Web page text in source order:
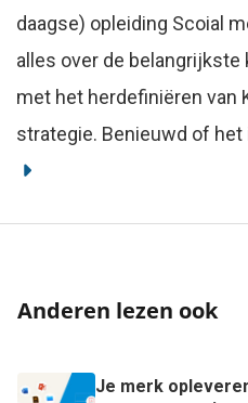
daagse) opleiding Scoial
alles over de belangrijkste
met het herdefiniëren van
strategie. Benieuwd of het
Anderen lezen ook
Je merk